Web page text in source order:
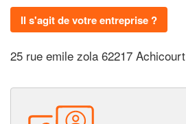
Il s'agit de votre entreprise ?
25 rue emile zola 62217 Achicourt